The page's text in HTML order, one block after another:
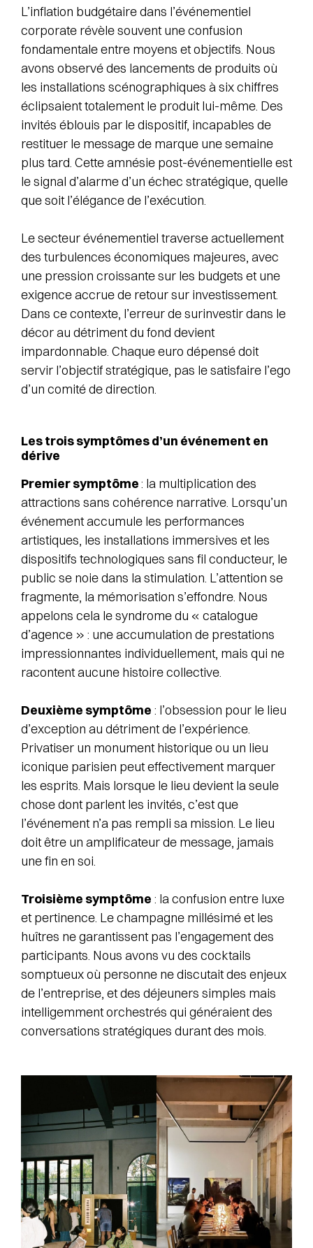
L’inflation budgétaire dans l’événementiel
corporate révèle souvent une confusion
fondamentale entre moyens et objectifs. Nous
avons observé des lancements de produits où
les installations scénographiques à six chiffres
éclipsaient totalement le produit lui-même. Des
invités éblouis par le dispositif, incapables de
restituer le message de marque une semaine
plus tard. Cette amnésie post-événementielle est
le signal d’alarme d’un échec stratégique, quelle
que soit l’élégance de l’exécution.
Le secteur événementiel traverse actuellement
des turbulences économiques majeures, avec
une pression croissante sur les budgets et une
exigence accrue de retour sur investissement.
Dans ce contexte, l’erreur de surinvestir dans le
décor au détriment du fond devient
impardonnable. Chaque euro dépensé doit
servir l’objectif stratégique, pas le satisfaire l’ego
d’un comité de direction.
Les trois symptômes d’un événement en
dérive
Premier symptôme: la multiplication des
attractions sans cohérence narrative. Lorsqu’un
événement accumule les performances
artistiques, les installations immersives et les
dispositifs technologiques sans fil conducteur, le
public se noie dans la stimulation. L’attention se
fragmente, la mémorisation s’effondre. Nous
appelons cela le syndrome du « catalogue
d’agence » : une accumulation de prestations
impressionnantes individuellement, mais qui ne
racontent aucune histoire collective.
Deuxième symptôme : l’obsession pour le lieu
d’exception au détriment de l’expérience.
Privatiser un monument historique ou un lieu
iconique parisien peut effectivement marquer
les esprits. Mais lorsque le lieu devient la seule
chose dont parlent les invités, c’est que
l’événement n’a pas rempli sa mission. Le lieu
doit être un amplificateur de message, jamais
une fin en soi.
Troisième symptôme : la confusion entre luxe
et pertinence. Le champagne millésimé et les
huîtres ne garantissent pas l’engagement des
participants. Nous avons vu des cocktails
somptueux où personne ne discutait des enjeux
de l’entreprise, et des déjeuners simples mais
intelligemment orchestrés qui généraient des
conversations stratégiques durant des mois.